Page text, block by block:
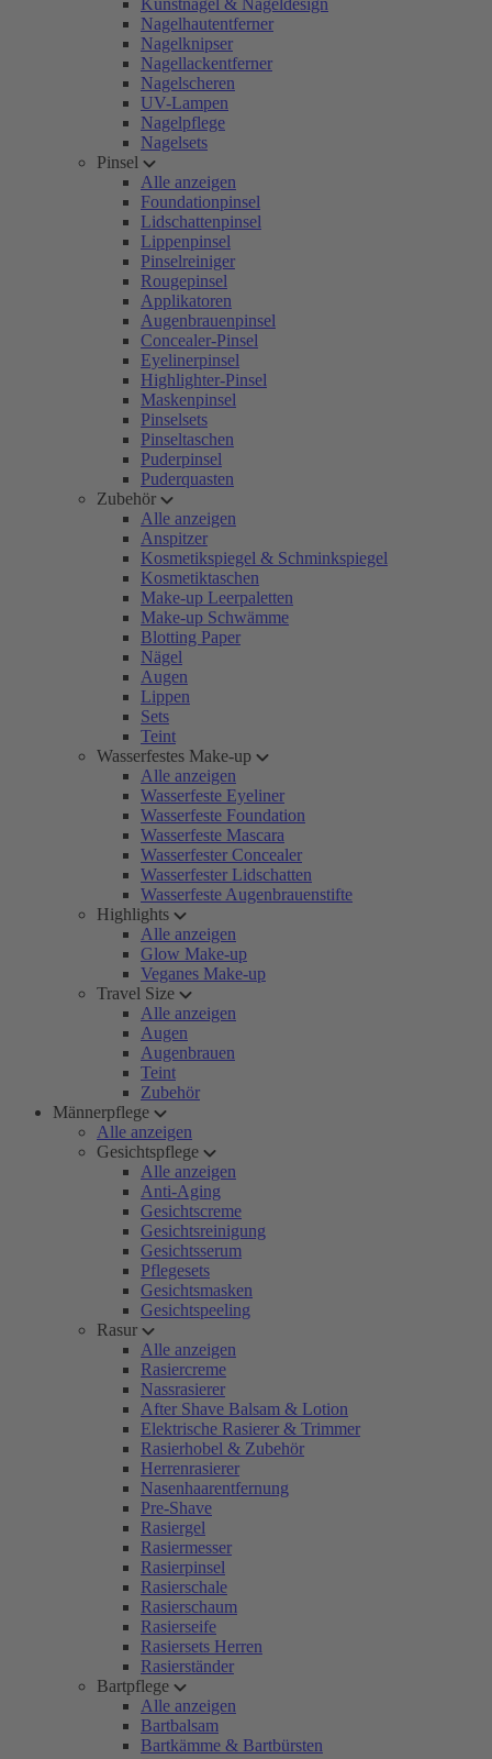
Kunstnägel & Nageldesign
Nagelhautentferner
Nagelknipser
Nagellackentferner
Nagelscheren
UV-Lampen
Nagelpflege
Nagelsets
Pinsel
Alle anzeigen
Foundationpinsel
Lidschattenpinsel
Lippenpinsel
Pinselreiniger
Rougepinsel
Applikatoren
Augenbrauenpinsel
Concealer-Pinsel
Eyelinerpinsel
Highlighter-Pinsel
Maskenpinsel
Pinselsets
Pinseltaschen
Puderpinsel
Puderquasten
Zubehör
Alle anzeigen
Anspitzer
Kosmetikspiegel & Schminkspiegel
Kosmetiktaschen
Make-up Leerpaletten
Make-up Schwämme
Blotting Paper
Nägel
Augen
Lippen
Sets
Teint
Wasserfestes Make-up
Alle anzeigen
Wasserfeste Eyeliner
Wasserfeste Foundation
Wasserfeste Mascara
Wasserfester Concealer
Wasserfester Lidschatten
Wasserfeste Augenbrauenstifte
Highlights
Alle anzeigen
Glow Make-up
Veganes Make-up
Travel Size
Alle anzeigen
Augen
Augenbrauen
Teint
Zubehör
Männerpflege
Alle anzeigen
Gesichtspflege
Alle anzeigen
Anti-Aging
Gesichtscreme
Gesichtsreinigung
Gesichtsserum
Pflegesets
Gesichtsmasken
Gesichtspeeling
Rasur
Alle anzeigen
Rasiercreme
Nassrasierer
After Shave Balsam & Lotion
Elektrische Rasierer & Trimmer
Rasierhobel & Zubehör
Herrenrasierer
Nasenhaarentfernung
Pre-Shave
Rasiergel
Rasiermesser
Rasierpinsel
Rasierschale
Rasierschaum
Rasierseife
Rasiersets Herren
Rasierständer
Bartpflege
Alle anzeigen
Bartbalsam
Bartkämme & Bartbürsten